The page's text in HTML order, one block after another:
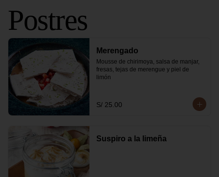
Postres
Merengado
Mousse de chirimoya, salsa de manjar,
fresas, tejas de merengue y piel de
limón
S/ 25.00
Suspiro a la limeña